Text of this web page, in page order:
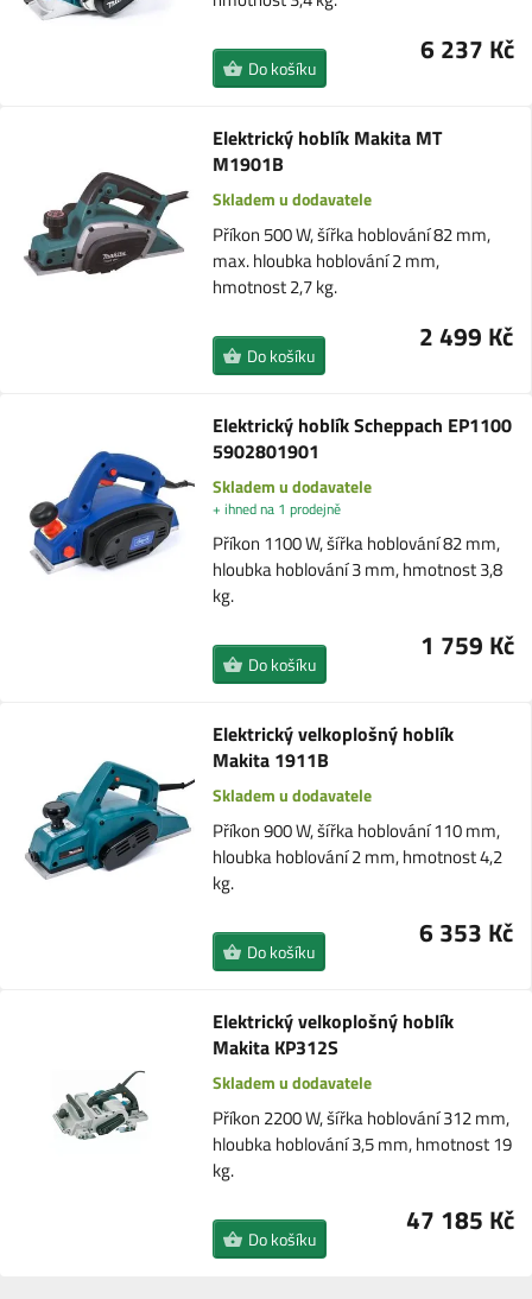
6 237 Kč
Do košíku
Elektrický hoblík Makita MT
M1901B
Skladem u dodavatele
Příkon 500 W, šířka hoblování 82 mm,
max. hloubka hoblování 2 mm,
hmotnost 2,7 kg.
2 499 Kč
Do košíku
Elektrický hoblík Scheppach EP1100
5902801901
Skladem u dodavatele
+ ihned na 1 prodejně
Příkon 1100 W, šířka hoblování 82 mm,
hloubka hoblování 3 mm, hmotnost 3,8
kg.
1 759 Kč
Do košíku
Elektrický velkoplošný hoblík
Makita 1911B
Skladem u dodavatele
Příkon 900 W, šířka hoblování 110 mm,
hloubka hoblování 2 mm, hmotnost 4,2
kg.
6 353 Kč
Do košíku
Elektrický velkoplošný hoblík
Makita KP312S
Skladem u dodavatele
Příkon 2200 W, šířka hoblování 312 mm,
hloubka hoblování 3,5 mm, hmotnost 19
kg.
47 185 Kč
Do košíku